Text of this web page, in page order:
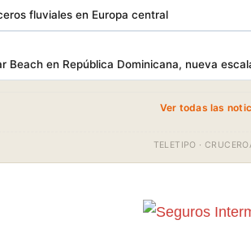
fluviales en Europa central
Beach en República Dominicana, nueva
Ver todas las
TELETIPO ·